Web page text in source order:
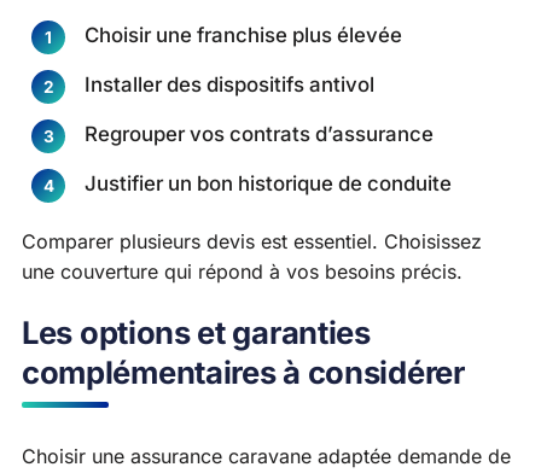
Choisir une franchise plus élevée
Installer des dispositifs antivol
Regrouper vos contrats d’assurance
Justifier un bon historique de conduite
Comparer plusieurs devis est essentiel. Choisissez
une couverture qui répond à vos besoins précis.
Les options et garanties
complémentaires à considérer
Choisir une assurance caravane adaptée demande de